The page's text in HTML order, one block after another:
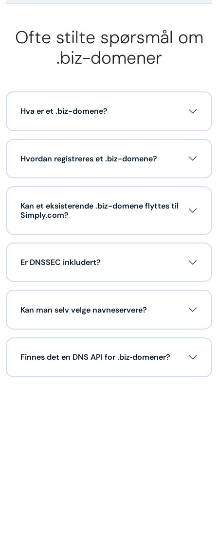
Ofte stilte spørsmål om
.biz-domener
Hva er et .biz-domene?
Hvordan registreres et .biz-domene?
Kan et eksisterende .biz-domene flyttes til
Simply.com?
Er DNSSEC inkludert?
Kan man selv velge navneservere?
Finnes det en DNS API for .biz‑domener?